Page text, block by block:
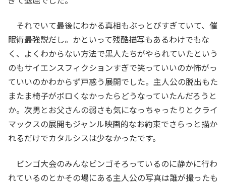
それでいて最後にわかる真相もぶっとびすぎていて、催
眠術最強説だし。かといって残酷描写もあるわけでもな
く、よくわからない方法で黒人たちがやられていたという
のもサイエンスフィクションすぎで笑っていいのか怖がっ
ていいのかわからず戸惑う展開でした。主人公の脱出もた
またま椅子がボロくなかったらどうなっていたんだろうと
か。次男とお父さんの弱さも気になっちゃったりとクライ
マックスの展開もジャンル映画的なお約束でさらっと描か
れるだけでカタルシスは少なかったです。
ビンゴ大会のみんなビンゴそろっているのに静かに行わ
れているのとかその場にある主人公の写真は誰が撮ったも